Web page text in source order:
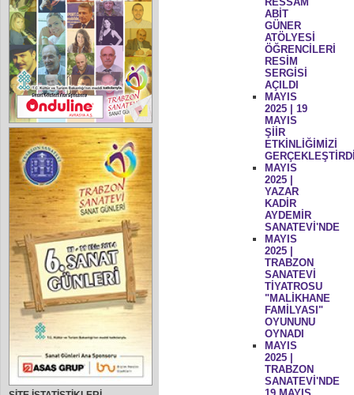
ABİT
GÜNER
ATÖLYESİ
ÖĞRENCİLERİ
RESİM
SERGİSİ
AÇILDI
MAYIS
2025 | 19
MAYIS
ŞİİR
ETKİNLİĞİMİZİ
MAYIS
2025 |
YAZAR
KADİR
AYDEMİR
SANATEVİ'NDE
MAYIS
2025 |
TRABZON
SANATEVİ
TİYATROSU
"MALİKHANE
FAMİLYASI"
OYUNUNU
OYNADI
MAYIS
2025 |
TRABZON
SANATEVİ'NDE